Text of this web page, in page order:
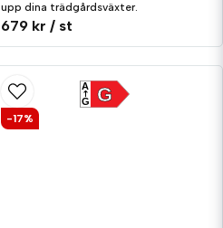
upp dina trädgårdsväxter.
679 kr / st
G
A
G
-17%